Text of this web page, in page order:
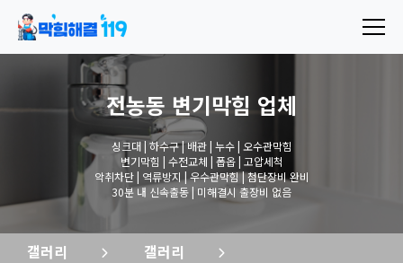
전농동 변기막힘 업체
싱크대 | 하수구 | 배관 | 누수 | 오수관막힘
변기막힘 | 수전교체 | 폽옵 | 고압세척
악취차단 | 역류방지 | 우수관막힘 | 첨단장비 완비
30분 내 신속출동 | 미해결시 출장비 없음
갤러리 갤러리